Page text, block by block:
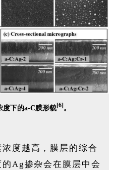
度下的a-C膜形貌 [6] 。
度越高，膜层的综合
Ag掺杂会在膜层中会